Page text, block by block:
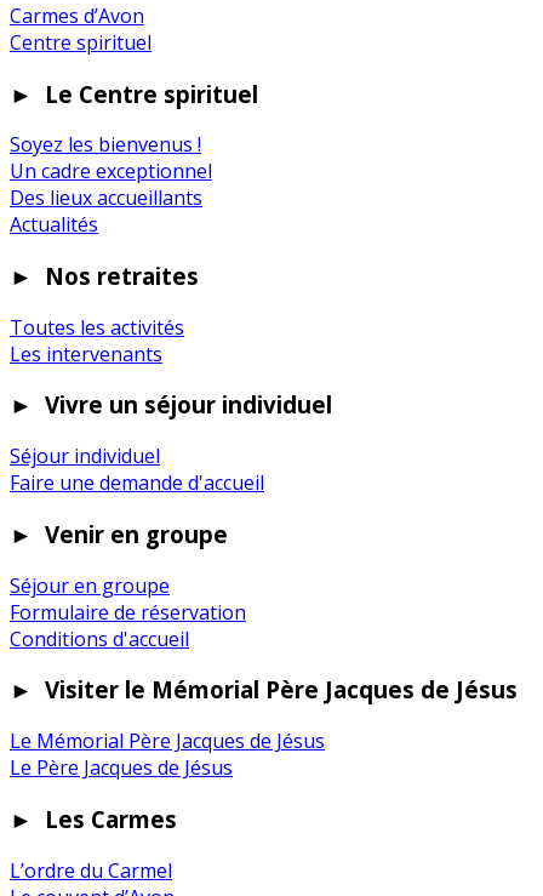
Carmes d’Avon
Centre spirituel
► Le Centre spirituel
Soyez les bienvenus !
Un cadre exceptionnel
Des lieux accueillants
Actualités
► Nos retraites
Toutes les activités
Les intervenants
► Vivre un séjour individuel
Séjour individuel
Faire une demande d'accueil
► Venir en groupe
Séjour en groupe
Formulaire de réservation
Conditions d'accueil
► Visiter le Mémorial Père Jacques de Jésus
Le Mémorial Père Jacques de Jésus
Le Père Jacques de Jésus
► Les Carmes
L’ordre du Carmel